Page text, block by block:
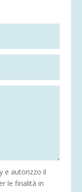
e autorizzo il
le finalità in